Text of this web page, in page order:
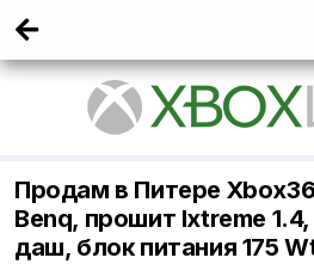
Продам в Питере
Benq, прошит Ixtreme
даш, блок питания 175